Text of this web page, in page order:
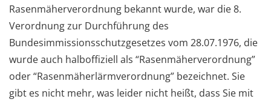
Rasenmäherverordnung bekannt wurde, war die 8.
Verordnung zur Durchführung des
Bundesimmissionsschutzgesetzes vom 28.07.1976, die
wurde auch halboffiziell als “Rasenmäherverordnung”
oder “Rasenmäherlärmverordnung” bezeichnet. Sie
gibt es nicht mehr, was leider nicht heißt, dass Sie mit